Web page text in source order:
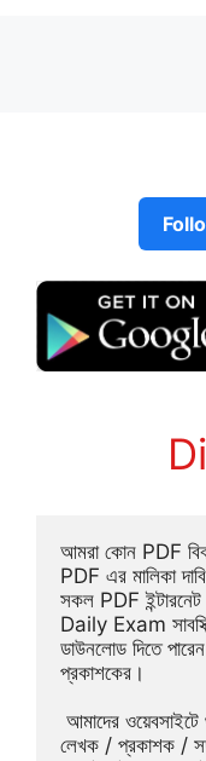
আমরা কোন PDF
PDF এর মালিকা
সকল PDF
Daily Exam
ডাউনলোড দিতে
প্রকাশকের।
লেখক / প্রকাশক /